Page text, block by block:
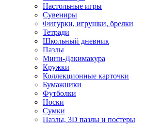
Настольные игры
Сувениры
Фигурки, игрушки, брелки
Тетради
Школьный дневник
Пазлы
Мини-Дакимакура
Кружки
Коллекционные карточки
Бумажники
Футболки
Носки
Сумки
Пазлы, 3D пазлы и постеры